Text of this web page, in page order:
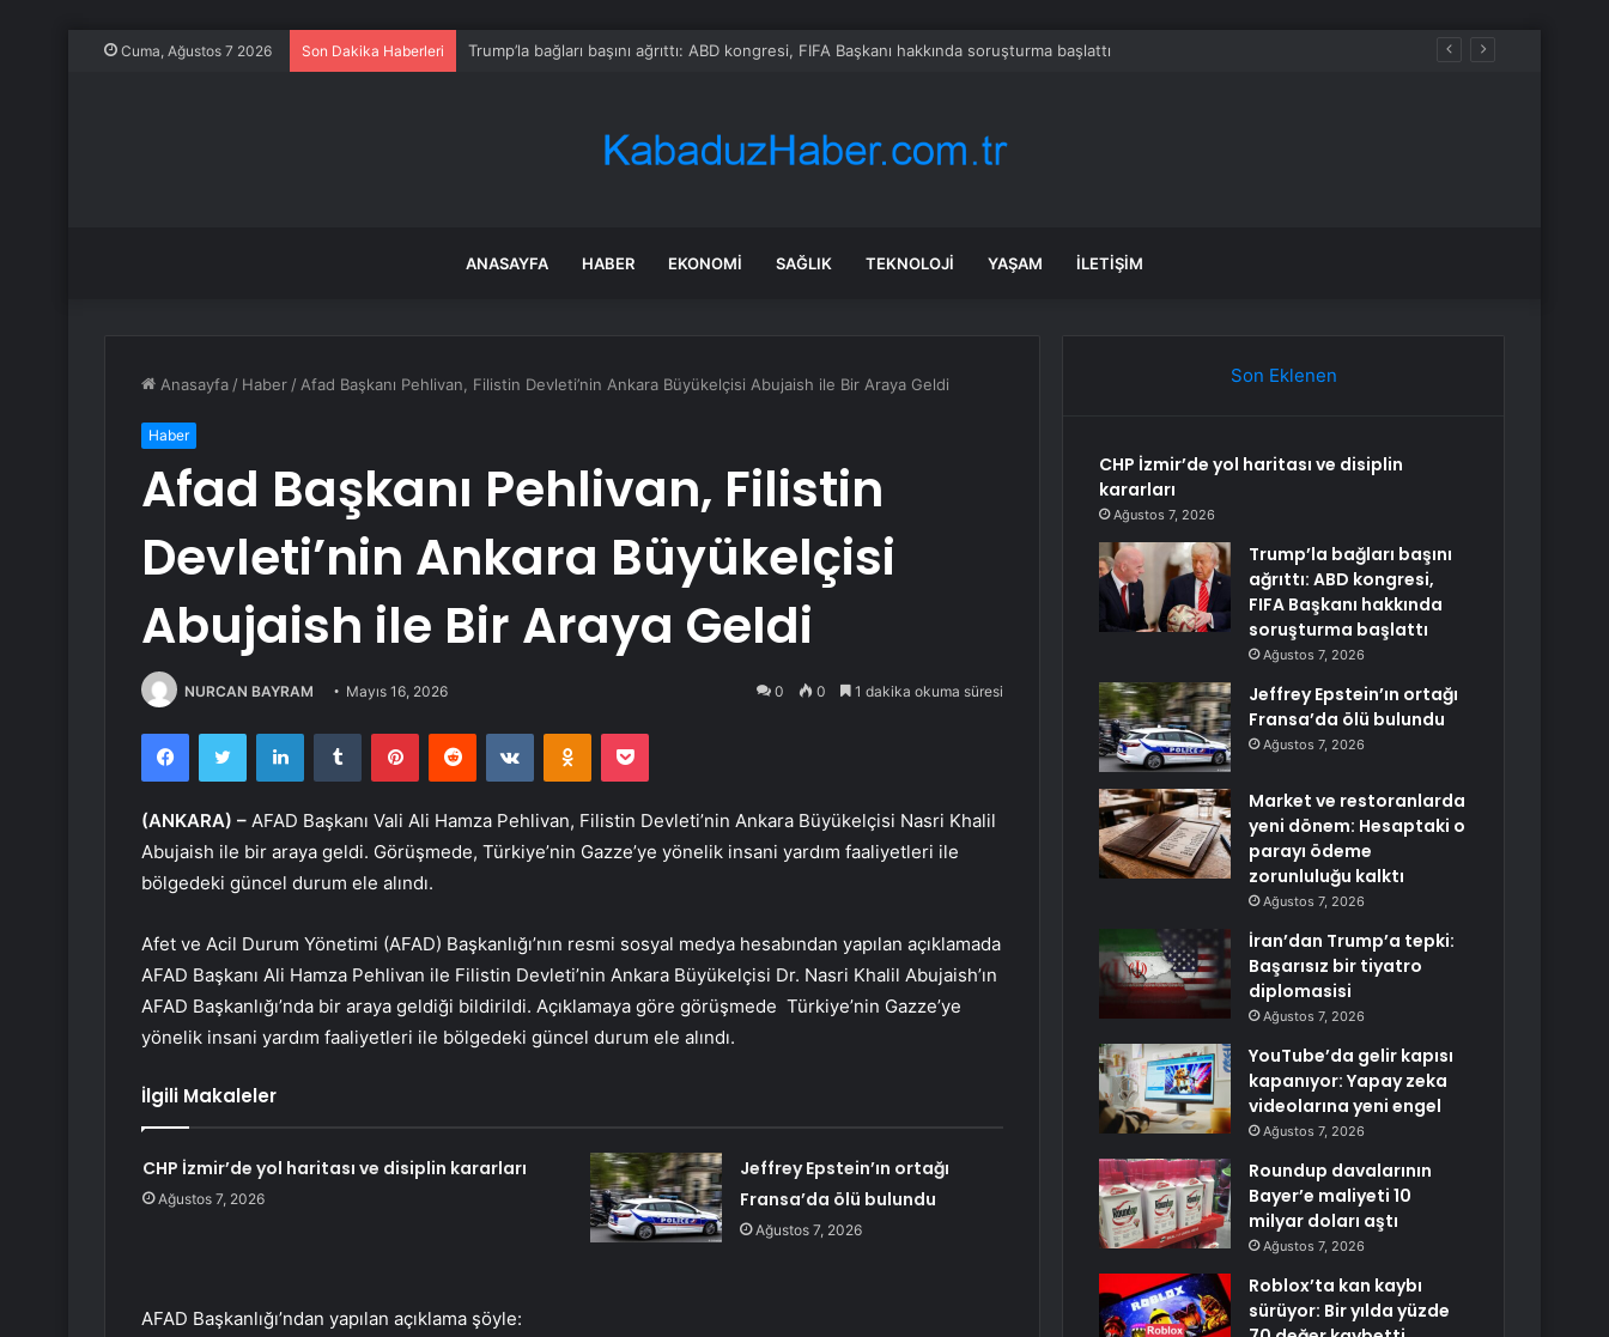
Cuma, Ağustos 7 2026 Son Dakika Haberleri Jeffrey Epstein’ın ortağı Fransa’da ölü bulundu
ANASAYFA HABER EKONOMI SAĞLIK TEKNOLOJI YAŞAM İLETIŞIM
Anasayfa / Haber / Afad Başkanı Pehlivan, Filistin Devleti’nin Ankara Büyükelçisi Abujaish ile Bir Araya Geldi
Haber
Afad Başkanı Pehlivan, Filistin
Devleti’nin Ankara Büyükelçisi
Abujaish ile Bir Araya Geldi
NURCAN BAYRAM Mayıs 16, 2026 0 0 1 dakika okuma süresi
FacebookTwitter LinkedInTumblr PinterestReddit VKontakteOdnoklassniki
Pocket
(ANKARA) – AFAD Başkanı Vali Ali Hamza Pehlivan, Filistin Devleti’nin Ankara Büyükelçisi Nasri Khalil
Abujaish ile bir araya geldi. Görüşmede, Türkiye’nin Gazze’ye yönelik insani yardım faaliyetleri ile
bölgedeki güncel durum ele alındı.
Afet ve Acil Durum Yönetimi (AFAD) Başkanlığı’nın resmi sosyal medya hesabından yapılan açıklamada
AFAD Başkanı Ali Hamza Pehlivan ile Filistin Devleti’nin Ankara Büyükelçisi Dr. Nasri Khalil Abujaish’ın
AFAD Başkanlığı’nda bir araya geldiği bildirildi. Açıklamaya göre görüşmede Türkiye’nin Gazze’ye
yönelik insani yardım faaliyetleri ile bölgedeki güncel durum ele alındı.
İlgili Makaleler
CHP İzmir’de yol haritası ve disiplin kararları
Ağustos 7, 2026
Jeffrey Epstein’ın ortağı
Fransa’da ölü bulundu
Ağustos 7, 2026
AFAD Başkanlığı’ndan yapılan açıklama şöyle:
Son Eklenen
CHP İzmir’de yol haritası ve disiplin
kararları
Ağustos 7, 2026
Trump’la bağları başını
ağrıttı: ABD kongresi,
FIFA Başkanı hakkında
soruşturma başlattı
Ağustos 7, 2026
Jeffrey Epstein’ın ortağı
Fransa’da ölü bulundu
Ağustos 7, 2026
Market ve restoranlarda
yeni dönem: Hesaptaki o
parayı ödeme
zorunluluğu kalktı
Ağustos 7, 2026
İran’dan Trump’a tepki:
Başarısız bir tiyatro
diplomasisi
Ağustos 7, 2026
YouTube’da gelir kapısı
kapanıyor: Yapay zeka
videolarına yeni engel
Ağustos 7, 2026
Roundup davalarının
Bayer’e maliyeti 10
milyar doları aştı
Ağustos 7, 2026
Roblox’ta kan kaybı
sürüyor: Bir yılda yüzde